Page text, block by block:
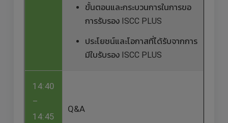
ขั้นตอนและกระบวนการในการขอ
การรับรอง ISCC PLUS
ประโยชน์และโอกาสที่ได้รับจากการ
มีใบรับรอง ISCC PLUS
14:40
–
14:45
Q&A